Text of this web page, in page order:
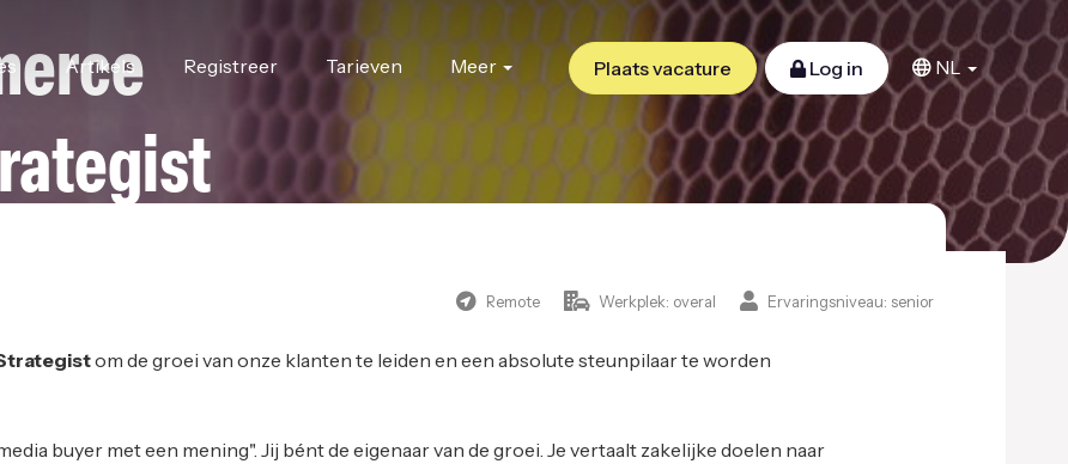
Artikels Registreer Tarieven Meer Plaats vacature Log in NL
Remote Werkplek: overal Ervaringsniveau: senior
om de groei van onze klanten te leiden en een absolute steunpilaar te worden
buyer met een mening". Jij bént de eigenaar van de groei. Je vertaalt zakelijke doelen naar